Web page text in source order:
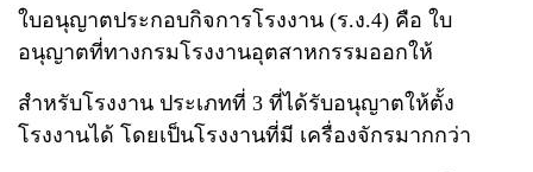
ใบอนุญาตประกอบกิจการโรงงาน (ร.ง.4) คือ ใบ
อนุญาตที่ทางกรมโรงงานอุตสาหกรรมออกให้
สำหรับโรงงาน ประเภทที่ 3 ที่ได้รับอนุญาตให้ตั้ง
โรงงานได้ โดยเป็นโรงงานที่มี เครื่องจักรมากกว่า